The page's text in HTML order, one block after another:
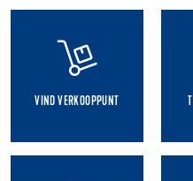
VIND VERKOOPPUNT